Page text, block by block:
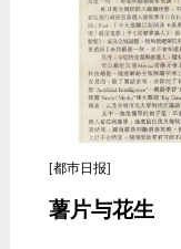
[都巿日报]
薯片与花生